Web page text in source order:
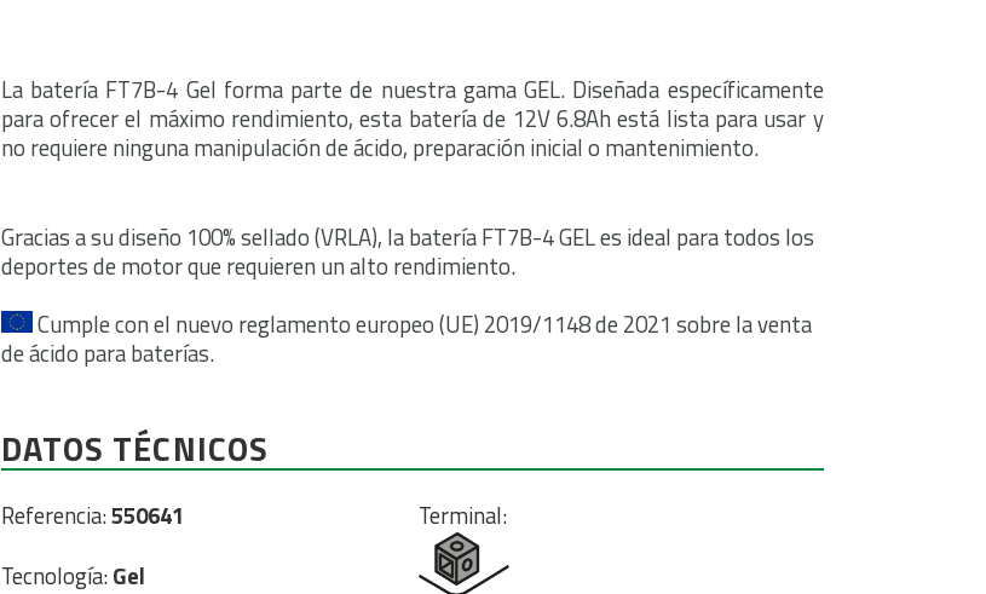
La batería FT7B-4 Gel forma parte de nuestra gama GEL. Diseñada específicamente
para ofrecer el máximo rendimiento, esta batería de 12V 6.8Ah está lista para usar y
no requiere ninguna manipulación de ácido, preparación inicial o mantenimiento.
Gracias a su diseño 100% sellado (VRLA), la batería FT7B-4 GEL es ideal para todos los
deportes de motor que requieren un alto rendimiento.
Cumple con el nuevo reglamento europeo (UE) 2019/1148 de 2021 sobre la venta
de ácido para baterías.
DATOS TÉCNICOS
Referencia:550641
Tecnología:Gel
Terminal: